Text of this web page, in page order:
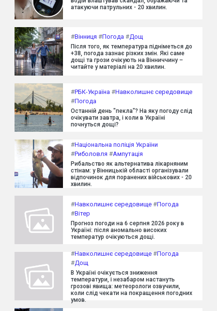
атакуючи патрульних - 20 хвилин.
#Вінниця #Погода #Дощ
Після того, як температура підніметься до
+38, погода зазнає різких змін. Які саме
дощі та грози очікують на Вінниччину –
читайте у матеріалі на 20 хвилин.
#РБК-Україна #Навколишнє середовище
#Погода
Останній день "пекла"? На яку погоду слід
очікувати завтра, і коли в Україні
почнуться дощі?
#Національна поліція України
#Риболовля #Ампутація
Рибальство як альтернатива лікарняним
стінам: у Вінницькій області організували
відпочинок для поранених військових - 20
хвилин.
#Навколишнє середовище #Погода
#Вітер
Прогноз погоди на 6 серпня 2026 року в
Україні: після аномально високих
температур очікуються дощі.
#Навколишнє середовище #Погода
#Дощ
В Україні очікується зниження
температури, і незабаром настануть
грозові явища: метеорологи озвучили,
коли слід чекати на покращення погодних
умов.